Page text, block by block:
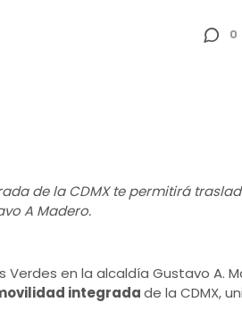
0
de la CDMX te permitirá
A Madero.
en la alcaldía Gustavo A.
integradade la CDMX,